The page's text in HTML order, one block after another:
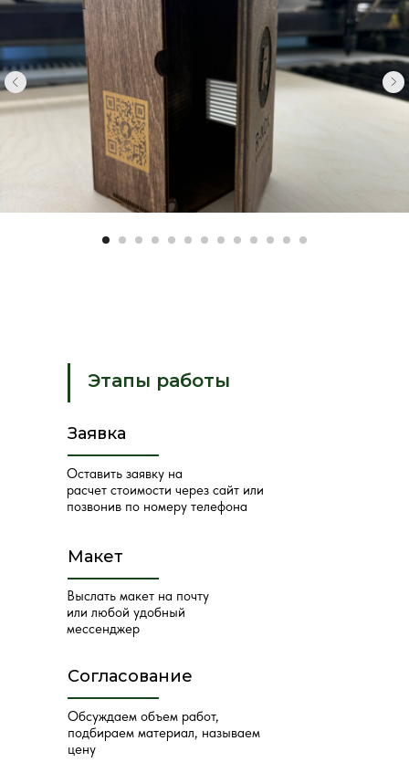
Этапы работы
Заявка
Оставить заявку на
расчет стоимости через сайт или
позвонив по номеру телефона
Макет
Выслать макет на почту
или любой удобный
мессенджер
Обсуждаем объем работ,
подбираем материал, называем
цену
Согласование